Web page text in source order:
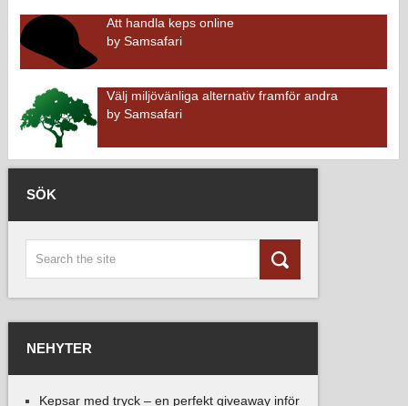
Att handla keps online
bySamsafari
Välj miljövänliga alternativ framför andra
bySamsafari
SÖK
NEHYTER
Kepsar med tryck – en perfekt giveaway inför